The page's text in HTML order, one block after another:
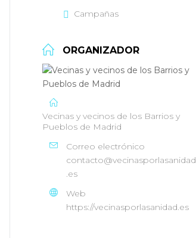
Campañas
ORGANIZADOR
Vecinas y vecinos de los Barrios y
Pueblos de Madrid
Correo electrónico
contacto@vecinasporlasanidad
.es
Web
https://vecinasporlasanidad.es